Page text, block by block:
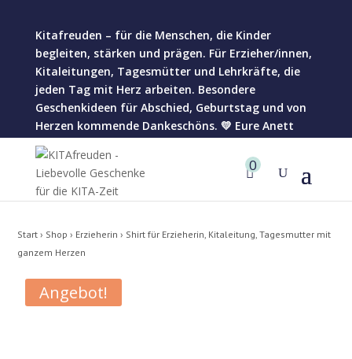
Kitafreuden – für die Menschen, die Kinder
begleiten, stärken und prägen. Für Erzieher/innen,
Kitaleitungen, Tagesmütter und Lehrkräfte, die
jeden Tag mit Herz arbeiten. Besondere
Geschenkideen für Abschied, Geburtstag und von
Herzen kommende Dankeschöns. 💛 Eure Anett
0
Start › Shop › Erzieherin › Shirt für Erzieherin, Kitaleitung, Tagesmutter mit
ganzem Herzen
Angebot!